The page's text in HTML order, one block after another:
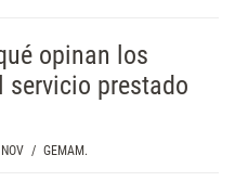
opinan los
servicio prestado
/ GEMAM.